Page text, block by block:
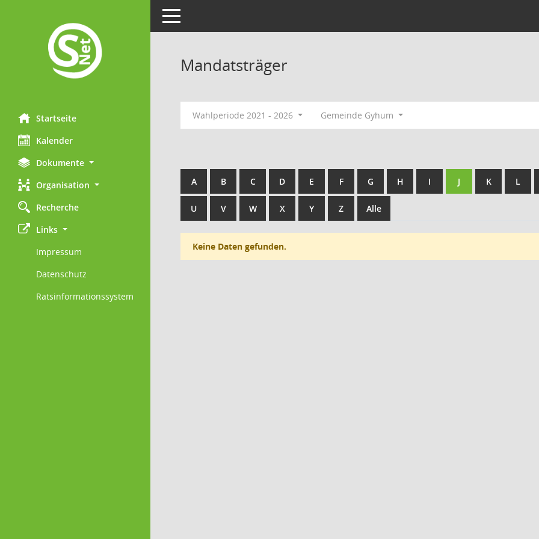
Startseite
Kalender
Dokumente
Organisation
Recherche
Links
Impressum
Datenschutz
Ratsinformationssystem
Toggle navigation
Mandatsträger
Wahlperiode 2021 - 2026 Gemeinde Gyhum
A B C D E F G H I J K L
U V W X Y Z Alle
Keine Daten gefunden.